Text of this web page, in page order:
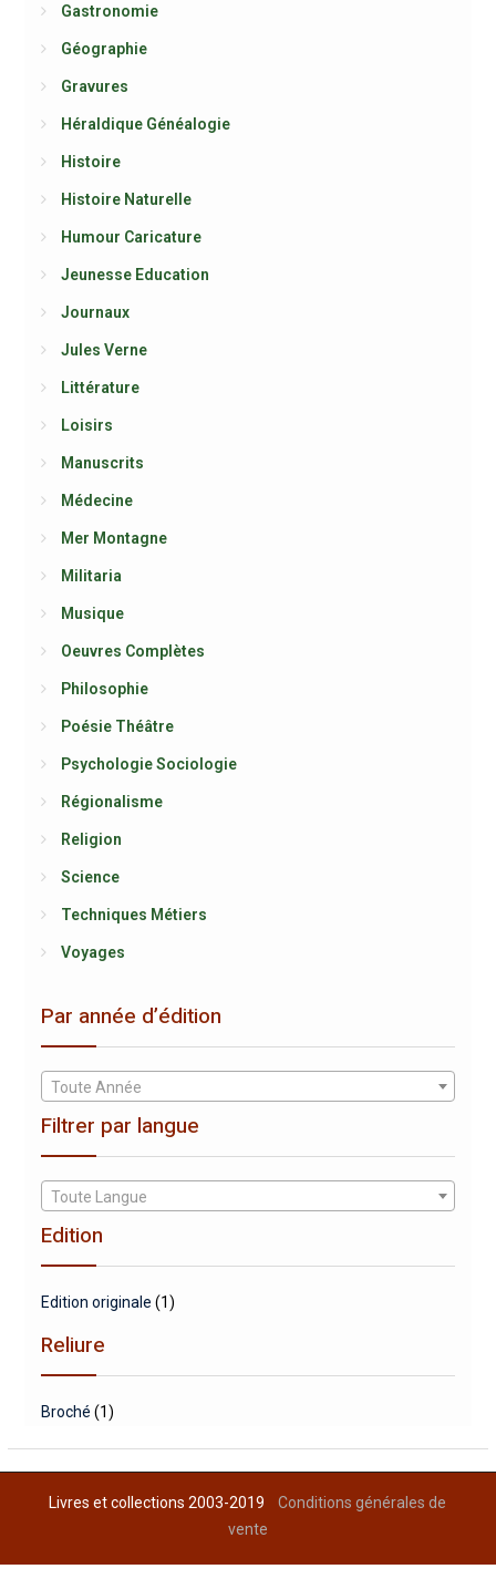
Gastronomie
Géographie
Gravures
Héraldique Généalogie
Histoire
Histoire Naturelle
Humour Caricature
Jeunesse Education
Journaux
Jules Verne
Littérature
Loisirs
Manuscrits
Médecine
Mer Montagne
Militaria
Musique
Oeuvres Complètes
Philosophie
Poésie Théâtre
Psychologie Sociologie
Régionalisme
Religion
Science
Techniques Métiers
Voyages
Par année d’édition
Toute Année
Filtrer par langue
Toute Langue
Edition
Edition originale (1)
Reliure
Broché (1)
Livres et collections 2003-2019Conditions générales de
vente